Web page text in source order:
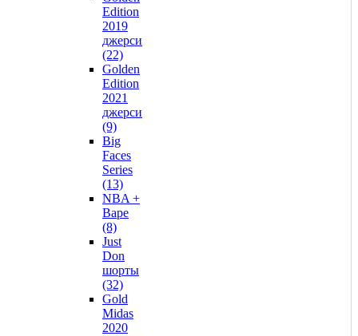
Edition
2019
джерси
(22)
Golden
Edition
2021
джерси
(9)
Big
Faces
Series
(13)
NBA +
Bape
(8)
Just
Don
шорты
(32)
Gold
Midas
2020